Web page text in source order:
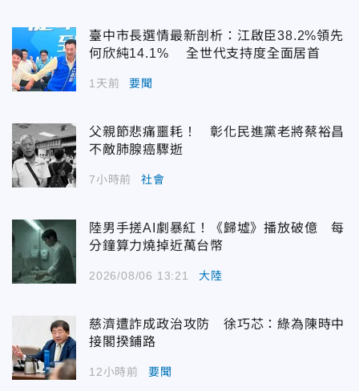
臺中市長選情最新剖析：江啟臣38.2%領先
何欣純14.1% 全世代支持度全面居首
1天前 要聞
父親節悲痛噩耗！ 彰化民進黨老將蔡裕昌
不敵肺腺癌驟逝
7小時前 社會
陸男手搓AI劇暴紅！《歸墟》播放破億 每
分鐘算力燒掉近萬台幣
2026/08/06 13:21 大陸
慈濟遭詐成政治攻防 徐巧芯：綠為陳時中
接閣揆鋪路
12小時前 要聞